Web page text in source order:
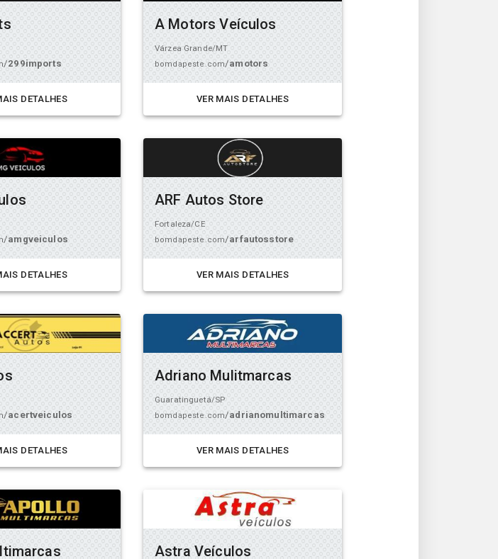
/299imports
DETALHES
A Motors Veículos
Várzea Grande/MT
bomdapeste.com/amotors
VER MAIS DETALHES
/amgveiculos
DETALHES
ARF Autos Store
Fortaleza/CE
bomdapeste.com/arfautosstore
VER MAIS DETALHES
/acertveiculos
DETALHES
Adriano Mulitmarcas
Guaratinguetá/SP
bomdapeste.com/adrianomultimarcas
VER MAIS DETALHES
Astra Veículos